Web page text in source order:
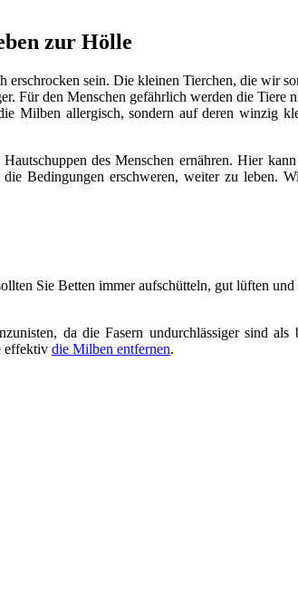
zur Hölle
sein. Die kleinen Tierchen, die wir
Für den Menschen gefährlich werden die
Milben allergisch, sondern auf deren winzig
des Menschen ernähren. Hier
Bedingungen erschweren, weiter zu leben.
Sie Betten immer aufschütteln, gut lüften
da die Fasern undurchlässiger sind
effektiv die Milben entfernen.